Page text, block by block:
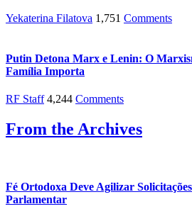
Yekaterina Filatova 1,751 Comments
Putin Detona Marx e Lenin: O
Família Importa
RF Staff 4,244 Comments
From the Archives
Fé Ortodoxa Deve Agilizar
Parlamentar